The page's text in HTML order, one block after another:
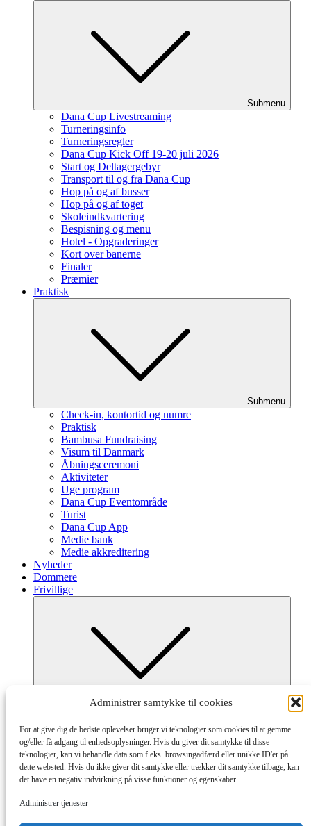
Administrer samtykke til cookies
For at give dig de bedste oplevelser bruger vi teknologier som cookies til at gemme
og/eller få adgang til enhedsoplysninger. Hvis du giver dit samtykke til disse
teknologier, kan vi behandle data som f.eks. browsingadfærd eller unikke ID'er på
dette websted. Hvis du ikke giver dit samtykke eller trækker dit samtykke tilbage, kan
det have en negativ indvirkning på visse funktioner og egenskaber.
Administrer tjenester
Submenu
Dana Cup Livestreaming
Turneringsinfo
Turneringsregler
Dana Cup Kick Off 19-20 juli 2026
Start og Deltagergebyr
Transport til og fra Dana Cup
Hop på og af busser
Hop på og af toget
Skoleindkvartering
Bespisning og menu
Hotel - Opgraderinger
Kort over banerne
Finaler
Præmier
Praktisk
Submenu
Check-in, kontortid og numre
Praktisk
Bambusa Fundraising
Visum til Danmark
Åbningsceremoni
Aktiviteter
Uge program
Dana Cup Eventområde
Turist
Dana Cup App
Medie bank
Medie akkreditering
Nyheder
Dommere
Frivillige
Afdelinger og tilmelding
Hvordan og Hjælpeguides
Partnere